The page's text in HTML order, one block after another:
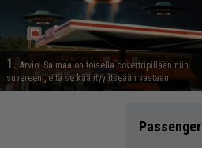
1. Arvio: Saimaa on toisella covertripillään niin
suvereeni, että se kääntyy itseään vastaan
Passenger